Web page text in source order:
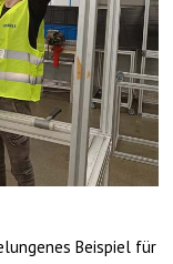
Beispiel für